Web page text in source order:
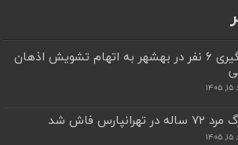
دستگیری ۶ نفر در بهشهر به اتهام تشویش اذهان
تهرانپارس فاش شد